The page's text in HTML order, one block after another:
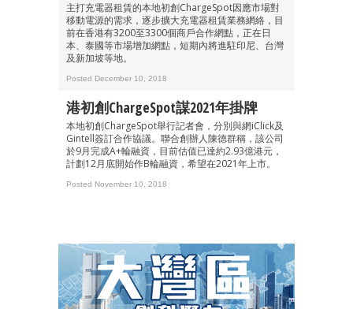
主打充電器租賃的本地初創ChargeSpot因應市場對
移動電源的需求，逐步擴大充電器租賃業務網絡，目
前在香港有3200至3300個商戶合作網點，正在日
本、泰國等市場增加網點，短期內將進駐印尼、台灣
及新加坡等地。
Posted December 10, 2018
港初創ChargeSpot謀2021年掛牌
本地初創ChargeSpot舉行記者會，分別與網iClick及
Gintell簽訂合作協議。聯合創辦人陳德群稱，該公司
於9月完成A+輪融資，目前估值已達約2.93億港元，
計劃12月底開始作B輪融資，希望在2021年上市。
Posted November 10, 2018